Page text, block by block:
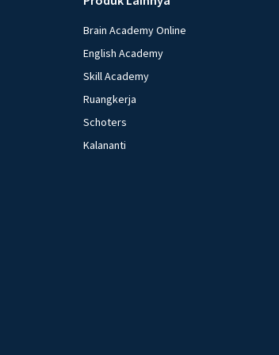
Brain Academy Online
English Academy
Skill Academy
Ruangkerja
Schoters
Kalananti